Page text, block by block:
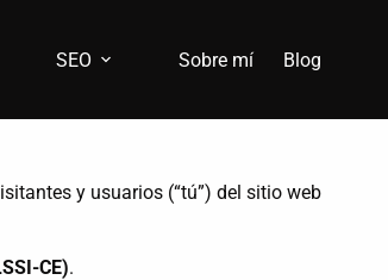
SEO Sobre mí Blog
y usuarios (“tú”) del sitio web
CE).